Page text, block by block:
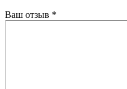
Ваш отзыв *